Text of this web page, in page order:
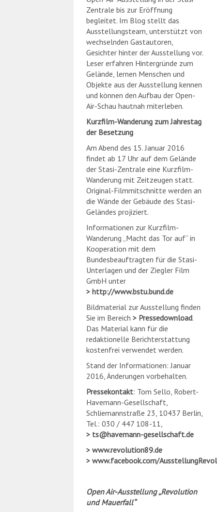
Zentrale bis zur Eröffnung
begleitet. Im Blog stellt das
Ausstellungsteam, unterstützt von
wechselnden Gastautoren,
Gesichter hinter der Ausstellung vor.
Leser erfahren Hintergründe zum
Gelände, lernen Menschen und
Objekte aus der Ausstellung kennen
und können den Aufbau der Open-
Air-Schau hautnah miterleben.
Kurzfilm-Wanderung zum Jahrestag
der Besetzung
Am Abend des 15. Januar 2016
findet ab 17 Uhr auf dem Gelände
der Stasi-Zentrale eine Kurzfilm-
Wanderung mit Zeitzeugen statt.
Original-Filmmitschnitte werden an
die Wände der Gebäude des Stasi-
Geländes projiziert.
Informationen zur Kurzfilm-
Wanderung „Macht das Tor auf“ in
Kooperation mit dem
Bundesbeauftragten für die Stasi-
Unterlagen und der Ziegler Film
GmbH unter
http://www.bstu.bund.de
Bildmaterial zur Ausstellung finden
Sie im Bereich
Pressedownload.
Das Material kann für die
redaktionelle Berichterstattung
kostenfrei verwendet werden.
Stand der Informationen: Januar
2016, Änderungen vorbehalten.
Pressekontakt: Tom Sello, Robert-
Havemann-Gesellschaft,
Schliemannstraße 23, 10437 Berlin,
Tel.: 030 / 447 108-11,
ts@havemann-gesellschaft.de
www.revolution89.de
www.facebook.com/
Open Air-Ausstellung „Revolution
und Mauerfall“